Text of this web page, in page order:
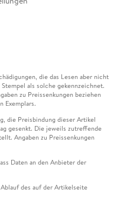
die das Lesen aber nicht
als solche gekennzeichnet.
zu Preissenkungen beziehen
Exemplars.
die Preisbindung dieser Artikel
gesenkt. Die jeweils zutreffende
Angaben zu Preissenkungen
Daten an den Anbieter der
des auf der Artikelseite